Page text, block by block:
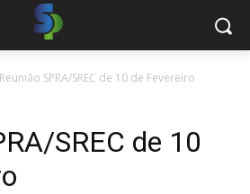
Reunião SPRA/SREC de 10 de Fevereiro
SREC de 10